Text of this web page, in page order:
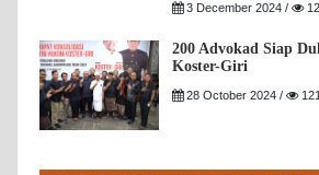
3 December 2024 /
200 Advokad Siap
Koster-Giri
28 October 2024 /